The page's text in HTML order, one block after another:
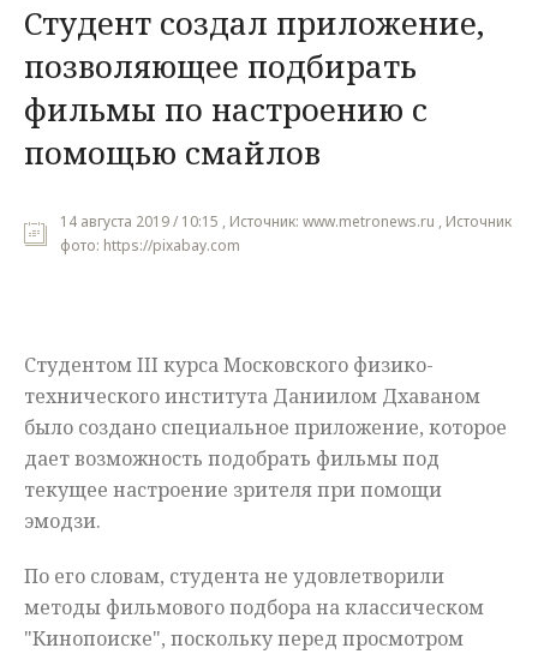
Наука
Культура
Общество
Политика
Происшествия
Студент создал приложение,
позволяющее подбирать
фильмы по настроению с
помощью смайлов
14 августа 2019 / 10:15 , Источник: www.metronews.ru , Источник
фото: https://pixabay.com
Студентом III курса Московского физико-
технического института Даниилом Дхаваном
было создано специальное приложение, которое
дает возможность подобрать фильмы под
текущее настроение зрителя при помощи
эмодзи.
По его словам, студента не удовлетворили
методы фильмового подбора на классическом
"Кинопоиске", поскольку перед просмотром